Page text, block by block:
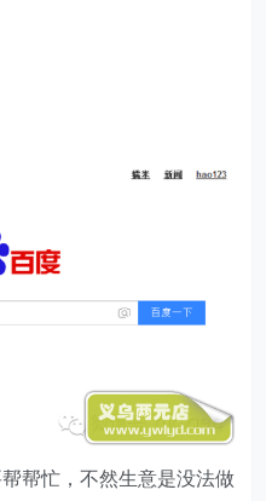
帮忙，不然生意是没法做